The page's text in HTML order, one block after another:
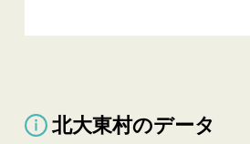
北大東村のデータ